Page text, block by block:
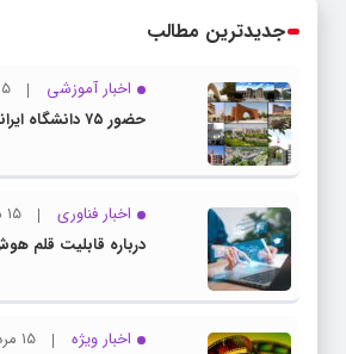
جدیدترین مطالب
اخبار آموزشی
۱۵
حضور ۷۵ دانشگاه ایرانی در تایمز ۲۰۲۷
اخبار فناوری
۱۵ مرداد ۱۴۰۵
درباره قابلیت قلم
اخبار ویژه
۱۵ مرداد ۱۴۰۵